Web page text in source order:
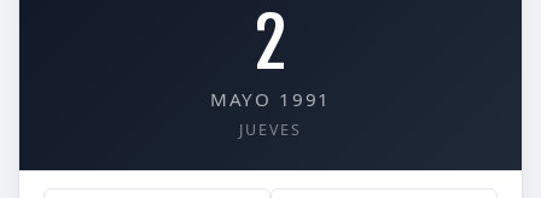
2
MAYO 1991
JUEVES